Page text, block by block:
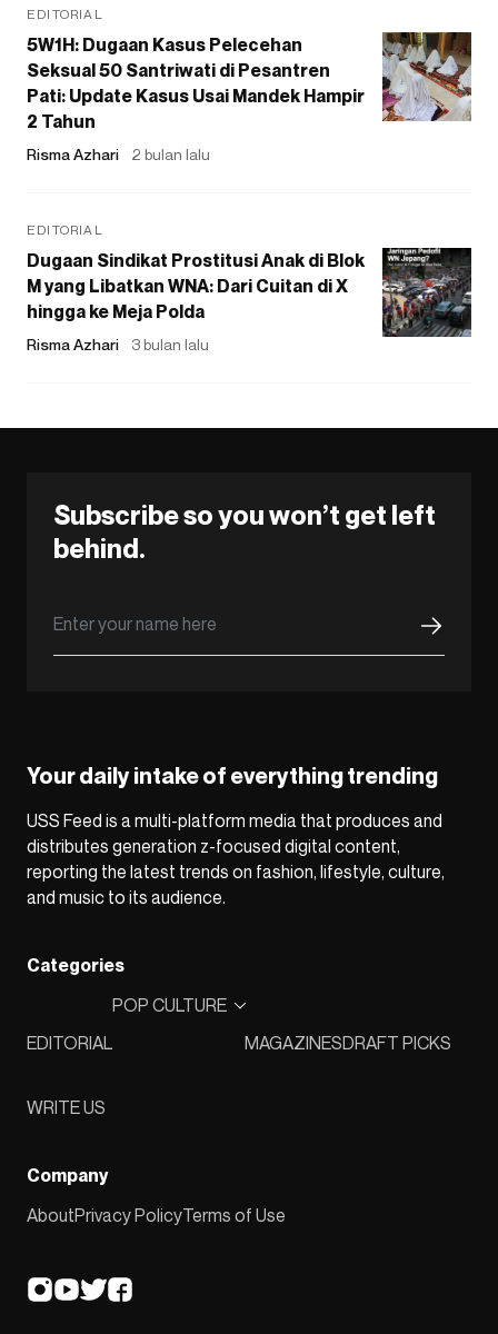
EDITORIAL
5W1H: Dugaan Kasus Pelecehan
Seksual 50 Santriwati di Pesantren
Pati: Update Kasus Usai Mandek Hampir
2 Tahun
Risma Azhari 2 bulan lalu
EDITORIAL
Dugaan Sindikat Prostitusi Anak di Blok
M yang Libatkan WNA: Dari Cuitan di X
hingga ke Meja Polda
Risma Azhari 3 bulan lalu
Subscribe so you won’t get left
behind.
Your daily intake of everything trending
USS Feed is a multi-platform media that produces and
distributes generation z-focused digital content,
reporting the latest trends on fashion, lifestyle, culture,
and music to its audience.
Categories
EDITORIAL
POP CULTURE
MAGAZINESDRAFT PICKS
WRITE US
Company
AboutPrivacy PolicyTerms of Use